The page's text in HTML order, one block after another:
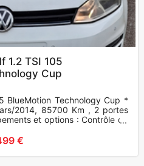
1.2 TSI 105
Cup
BlueMotion Technology Cup *
2014, 85700 Km , 2 portes
et options : Contrôle de
€